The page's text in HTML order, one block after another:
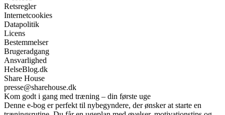
Retsregler
Internetcookies
Datapolitik
Licens
Bestemmelser
Brugeradgang
Ansvarlighed
HelseBlog.dk
Share House
presse@sharehouse.dk
Kom godt i gang med træning – din første uge
Denne e-bog er perfekt til nybegyndere, der ønsker at starte en